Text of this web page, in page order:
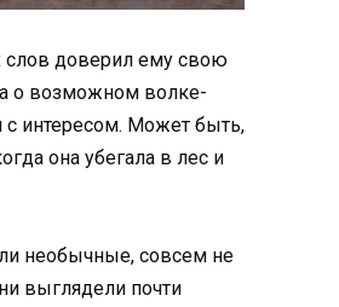
слов доверил ему свою
о возможном волке-
интересом. Может быть,
она убегала в лес и
необычные, совсем не
выглядели почти